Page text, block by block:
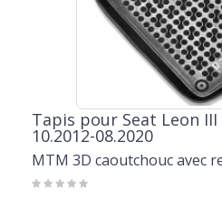
Tapis pour Seat Leon
10.2012-08.2020
MTM 3D caoutchouc avec